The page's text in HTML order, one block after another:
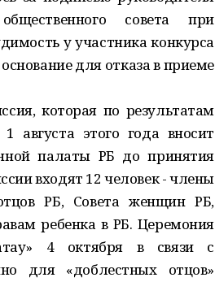
совета при
у участника конкурса
для отказа в приеме
которая по результатам
августа этого года вносит
палаты РБ до принятия
входят 12 человек - члены
РБ, Совета женщин РБ,
ребенка в РБ. Церемония
4 октября в связи с
для «доблестных отцов»